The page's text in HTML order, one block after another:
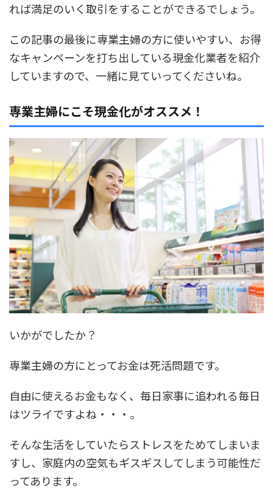
れば満足のいく取引をすることができるでしょう。
この記事の最後に専業主婦の方に使いやすい、お得
なキャンペーンを打ち出している現金化業者を紹介
していますので、一緒に見ていってくださいね。
専業主婦にこそ現金化がオススメ！
いかがでしたか？
専業主婦の方にとってお金は死活問題です。
自由に使えるお金もなく、毎日家事に追われる毎日
はツライですよね・・・。
そんな生活をしていたらストレスをためてしまいま
すし、家庭内の空気もギスギスしてしまう可能性だ
ってあります。